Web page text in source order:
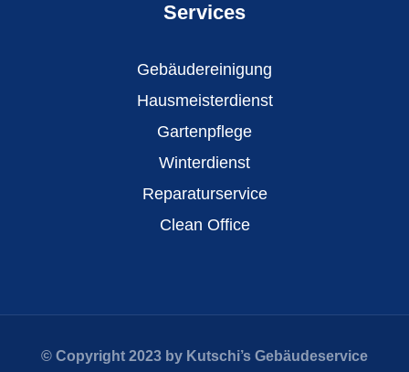
Services
Gebäudereinigung
Hausmeisterdienst
Gartenpflege
Winterdienst
Reparaturservice
Clean Office
© Copyright 2023 by Kutschi’s Gebäudeservice